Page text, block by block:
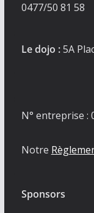
0477/50 81 58
Le dojo :5A
N° entreprise :
Notre
Sponsors